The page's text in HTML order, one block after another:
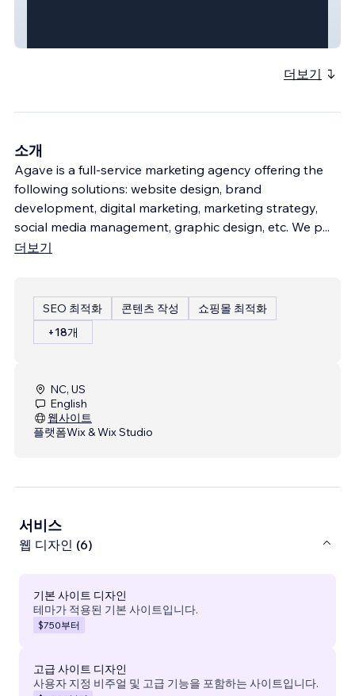
더보기
소개
Agave is a full-service marketing agency offering the
following solutions: website design, brand
development, digital marketing, marketing strategy,
social media management, graphic design, etc. We p...
더보기
SEO 최적화 콘텐츠 작성
쇼핑몰 최적화
+18개
NC, US
English
웹사이트
플랫폼Wix & Wix Studio
서비스
웹 디자인 (6)
기본 사이트 디자인
테마가 적용된 기본 사이트입니다.
$750부터
고급 사이트 디자인
사용자 지정 비주얼 및 고급 기능을 포함하는 사이트입니다.